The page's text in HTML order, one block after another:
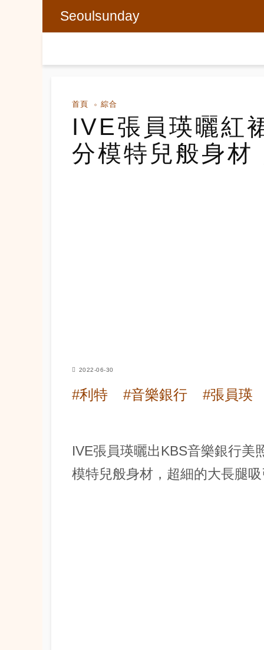
Seoulsunday
首頁 綜合
IVE張員瑛曬紅
分模特兒般身材
2022-06-30
#利特 #音樂銀行 #張員瑛
IVE張員瑛曬出KBS音樂銀行美
模特兒般身材，超細的大長腿